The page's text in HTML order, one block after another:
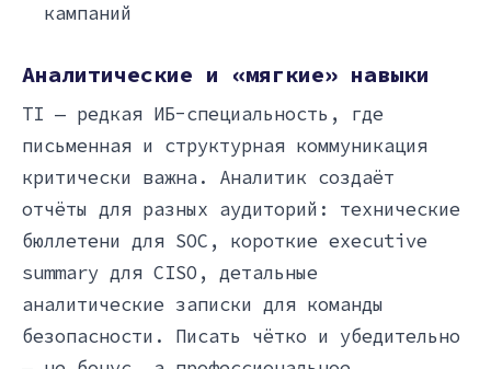
кампаний
Аналитические и «мягкие» навыки
TI — редкая ИБ-специальность, где
письменная и структурная коммуникация
критически важна. Аналитик создаёт
отчёты для разных аудиторий: технические
бюллетени для SOC, короткие executive
summary для CISO, детальные
аналитические записки для команды
безопасности. Писать чётко и убедительно